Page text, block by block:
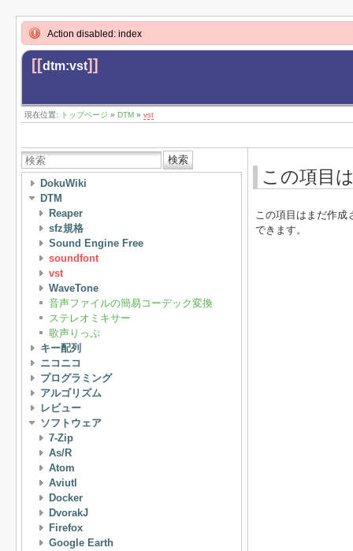
Action disabled: index
[[dtm:vst]]
現在位置: トップページ » DTM » vst
検索
DokuWiki
DTM
Reaper
sfz規格
Sound Engine Free
soundfont
vst
WaveTone
音声ファイルの簡易コーデック変換
ステレオミキサー
歌声りっぷ
キー配列
ニコニコ
プログラミング
アルゴリズム
レビュー
ソフトウェア
7-Zip
As/R
Atom
Aviutl
Docker
DvorakJ
Firefox
Google Earth
この項目
この項目はまだ作成
できます。